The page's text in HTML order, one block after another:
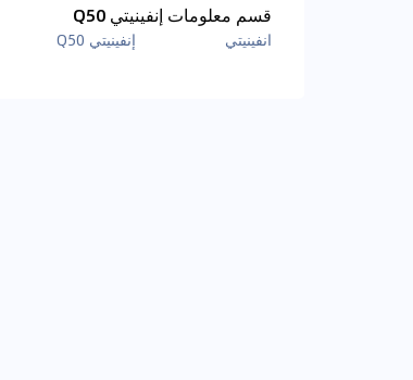
قسم معلومات إنفينيتي Q50
انفينيتي إنفينيتي Q50